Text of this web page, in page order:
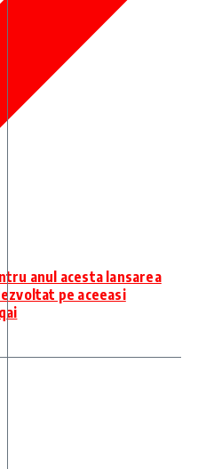
anul acesta lansarea
pe aceeasi